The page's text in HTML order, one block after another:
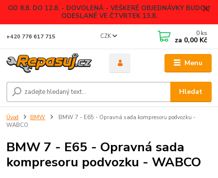
OD 8.8. DO 12.8. - DOVOLENÁ - VEŠKERÉ OBJEDNÁVKY BUDOU
ODESLANÉ VE ČTVRTEK 13.8.
Menu
CZK
Hledat
+420 776 617 715 0 ks
za 0,00 Kč
Úvod BMW
BMW 7 - E65 - Opravná sada kompresoru podvozku -
WABCO
BMW 7 - E65 - Opravná sada
kompresoru podvozku - WABCO